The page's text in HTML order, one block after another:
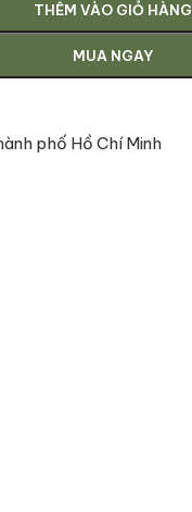
THÊM VÀO GIỎ HÀNG
MUA NGAY
phố Hồ Chí Minh